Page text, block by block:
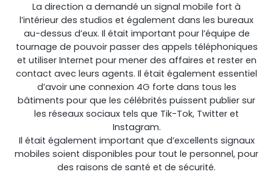
Amélioration du signal cellulaire vers le routeur.
StellaControl
La direction a demandé un signal mobile fort à
l’intérieur des studios et également dans les bureaux
au-dessus d’eux. Il était important pour l’équipe de
tournage de pouvoir passer des appels téléphoniques
et utiliser Internet pour mener des affaires et rester en
contact avec leurs agents. Il était également essentiel
d’avoir une connexion 4G forte dans tous les
bâtiments pour que les célébrités puissent publier sur
les réseaux sociaux tels que Tik-Tok, Twitter et
Instagram.
Il était également important que d’excellents signaux
mobiles soient disponibles pour tout le personnel, pour
des raisons de santé et de sécurité.